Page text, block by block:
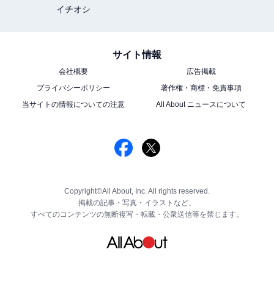
イチオシ
サイト情報
会社概要
広告掲載
プライバシーポリシー
著作権・商標・免責事項
当サイトの情報についての注意
All About ニュースについて
Copyright©All About, Inc. All rights reserved.
掲載の記事・写真・イラストなど、
すべてのコンテンツの無断複写・転載・公衆送信等を禁じます。